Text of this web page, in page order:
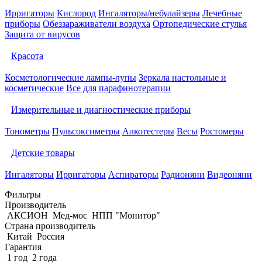
Ирригаторы Кислород Ингаляторы/небулайзеры Лечебные
приборы Обеззараживатели воздуха Ортопедические стулья
Защита от вирусов
Красота
Косметологические лампы-лупы Зеркала настольные и
косметические Все для парафинотерапии
Измерительные и диагностические приборы
Тонометры Пульсоксиметры Алкотестеры Весы Ростомеры
Детские товары
Ингаляторы Ирригаторы Аспираторы Радионяни Видеоняни
Фильтры
Производитель
АКСИОН Мед-мос НПП "Монитор"
Страна производитель
Китай Россия
Гарантия
1 год 2 года